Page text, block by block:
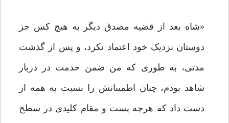
«شاه بعد از قضیه مصدق دیگر به هیچ کس جز
دوستان نزدیک خود اعتماد نکرد، و پس از گذشت
مدتی، به طوری که من ضمن خدمت در دربار
شاهد بودم، چنان اطمینانش را نسبت به همه از
دست داد که هرچه پست و مقام کلیدی در سطح